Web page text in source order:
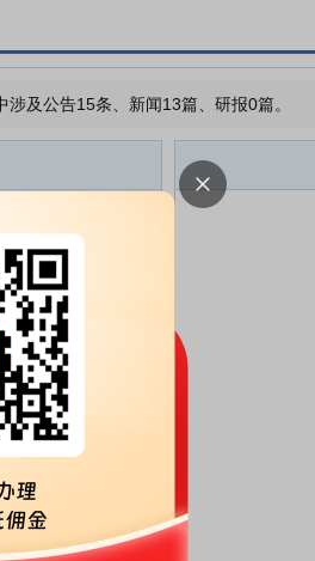
及公告15条、新闻13篇、研报0篇。
候选人声明与
董事任期届满
选举的公告
候选人声明与
事会第十五次
候选人声明与